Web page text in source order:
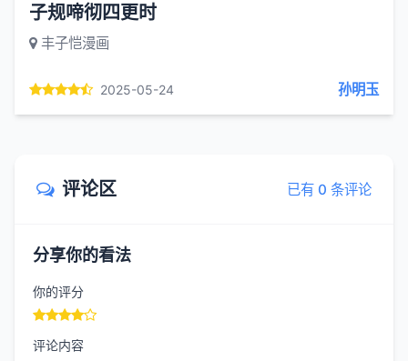
子规啼彻四更时
丰子恺漫画
2025-05-24 孙明玉
评论区 已有 0 条评论
分享你的看法
你的评分
评论内容